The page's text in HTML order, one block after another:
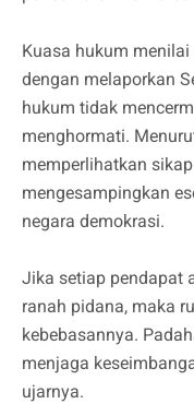
Kuasa hukum
dengan melaporkan
hukum tidak
menghormati.
memperlihatkan
mengesampingkan
negara demokrasi.
Jika setiap pendapat
ranah pidana, maka
kebebasannya.
menjaga
ujarnya.